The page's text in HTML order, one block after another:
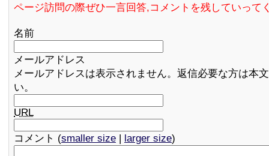
ページ訪問の際ぜひ一言回答,コメントを残していって
名前
メールアドレス
メールアドレスは表示されません。返信必要な方は本
い。
URL
コメント (smaller size | larger size)